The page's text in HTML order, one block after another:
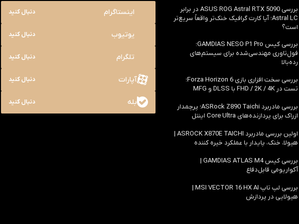
بررسی ASUS ROG Astral RTX 5090 در برابر
Astral LC؛ آیا کارت گرافیک خنک‌تر واقعاً سریع‌تر
است؟
بررسی کیس GAMDIAS NESO P1 Pro؛
فول‌تاوری مهندسی‌شده برای سیستم‌های
رده‌بالا
بررسی سخت افزاری بازی Forza Horizon 6؛
تست در FHD / 2K / 4K با DLSS و MFG
بررسی مادربرد ASRock Z890 Taichi؛ پرچمدار
ازراک برای پردازنده‌های Core Ultra اینتل
اولین بررسی مادربرد ASROCK X870E TAICHI |
هیولا، خنک، پایدار با عملکرد خیره کننده
بررسی کیس GAMDIAS ATLAS M4 |
آکواریومی قابل‌دفاع
بررسی لپ تاپ MSI VECTOR 16 HX AI |
هیولایی در پردازش
اینستاگرام دنبال کنید
یوتیوب دنبال کنید
تلگرام دنبال کنید
آپارات دنبال کنید
بله دنبال کنید